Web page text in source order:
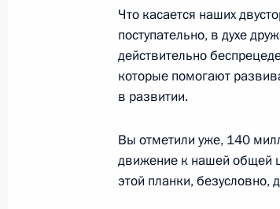
2 февраля 2022 года,
Совещание с
Что касается наших
поступательно, в духе
действительно
которые помогают
в развитии.
Вы отметили уже, 140
движение к нашей общей
этой планки, безусловно,